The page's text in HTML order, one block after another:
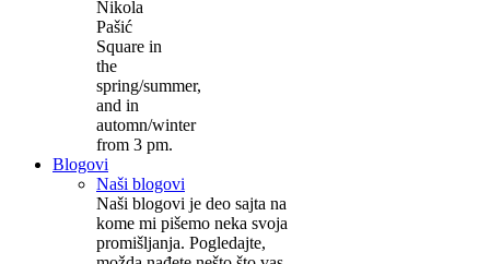
Nikola
Pašić
Square in
the
spring/summer,
and in
automn/winter
from 3 pm.
Blogovi
Naši blogovi
Naši blogovi je deo sajta na
kome mi pišemo neka svoja
promišljanja. Pogledajte,